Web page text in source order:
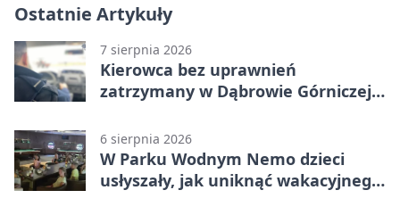
Ostatnie Artykuły
7 sierpnia 2026
Kierowca bez uprawnień
zatrzymany w Dąbrowie Górniczej.
6 sierpnia 2026
W Parku Wodnym Nemo dzieci
usłyszały, jak uniknąć wakacyjnego